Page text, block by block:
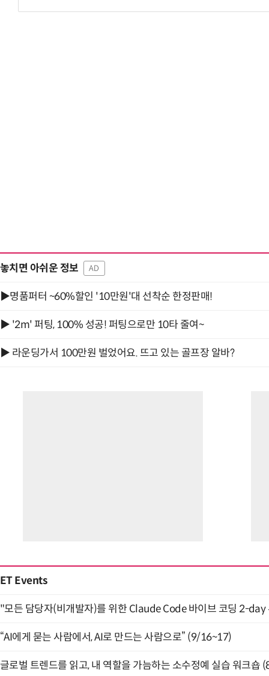
놓치면 아쉬운 정보 AD
▶명품퍼터 ~60%할인 '10만원'대 선착순 한정판매!
▶ '2m' 퍼팅, 100% 성공! 퍼팅으로만 10타 줄여~
▶ 라운딩가서 100만원 벌었어요. 뜨고 있는 골프장 알바?
ET Events
"모든 담당자(비개발자)를 위한 Claude Code 바이브 코딩 2-
“AI에게 묻는 사람에서, AI로 만드는 사람으로” (9/16~17)
글로벌 트렌드를 읽고, 내 역할을 가늠하는 소수정예 실습 워크숍